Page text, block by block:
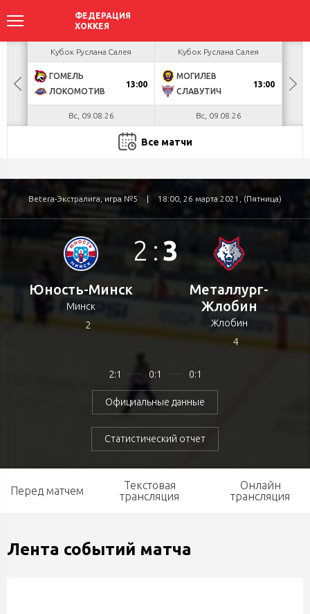
БУЛ
Кубок Руслана Салея
ГОМЕЛЬ
ЛОКОМОТИВ
13:00
Вс, 09.08.26
Кубок Руслана Салея
МОГИЛЕВ
СЛАВУТИЧ
13:00
Вс, 09.08.26
Все матчи
Betera-Экстралига, игра №5 | 18:00, 26 марта 2021, (Пятница)
Юность-Минск
Минск
2
2 : 3
2:1 0:1 0:1
Официальные данные
Статистический отчет
Металлург-
Жлобин
Жлобин
4
Перед матчем
Текстовая
трансляция
Онлайн
трансляция
Лента событий матча